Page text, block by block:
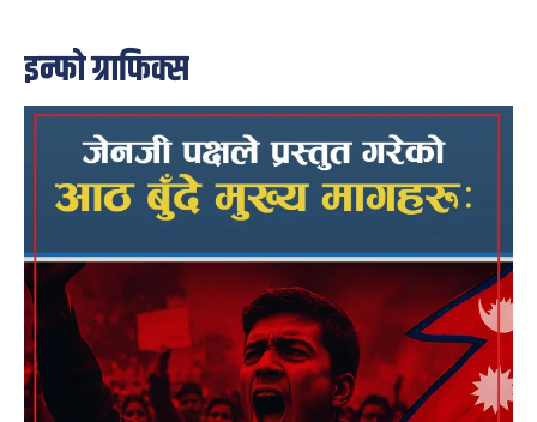
इन्फो ग्राफिक्स